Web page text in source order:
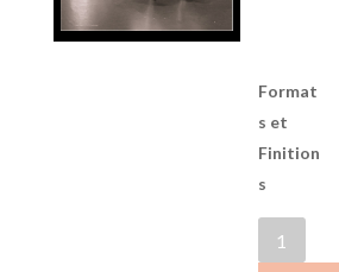
Format
s et
Finition
s
de